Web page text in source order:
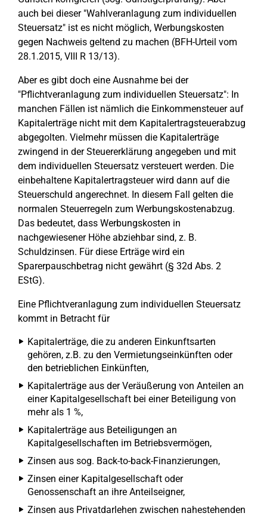
auch bei dieser "Wahlveranlagung zum individuellen
Steuersatz" ist es nicht möglich, Werbungskosten
gegen Nachweis geltend zu machen (BFH-Urteil vom
28.1.2015, VIII R 13/13).
Aber es gibt doch eine Ausnahme bei der
"Pflichtveranlagung zum individuellen Steuersatz": In
manchen Fällen ist nämlich die Einkommensteuer auf
Kapitalerträge nicht mit dem Kapitalertragsteuerabzug
abgegolten. Vielmehr müssen die Kapitalerträge
zwingend in der Steuererklärung angegeben und mit
dem individuellen Steuersatz versteuert werden. Die
einbehaltene Kapitalertragsteuer wird dann auf die
Steuerschuld angerechnet. In diesem Fall gelten die
normalen Steuerregeln zum Werbungskostenabzug.
Das bedeutet, dass Werbungskosten in
nachgewiesener Höhe abziehbar sind, z. B.
Schuldzinsen. Für diese Erträge wird ein
Sparerpauschbetrag nicht gewährt (§ 32d Abs. 2
EStG).
Eine Pflichtveranlagung zum individuellen Steuersatz
kommt in Betracht für
Kapitalerträge, die zu anderen Einkunftsarten
gehören, z.B. zu den Vermietungseinkünften oder
den betrieblichen Einkünften,
Kapitalerträge aus der Veräußerung von Anteilen an
einer Kapitalgesellschaft bei einer Beteiligung von
mehr als 1 %,
Kapitalerträge aus Beteiligungen an
Kapitalgesellschaften im Betriebsvermögen,
Zinsen aus sog. Back-to-back-Finanzierungen,
Zinsen einer Kapitalgesellschaft oder
Genossenschaft an ihre Anteilseigner,
Zinsen aus Privatdarlehen zwischen nahestehenden